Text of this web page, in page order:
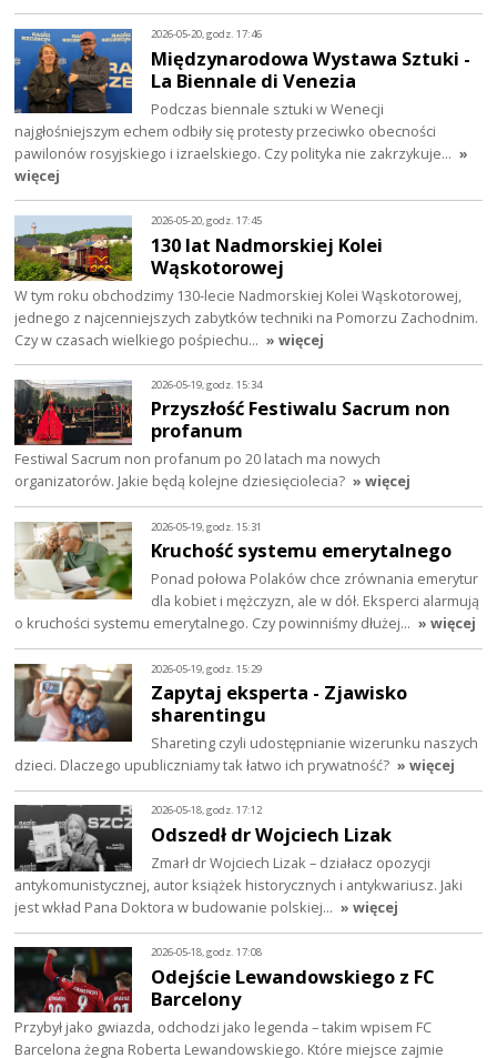
2026-05-20, godz. 17:46
Międzynarodowa Wystawa Sztuki -
La Biennale di Venezia
Podczas biennale sztuki w Wenecji
najgłośniejszym echem odbiły się protesty przeciwko obecności
pawilonów rosyjskiego i izraelskiego. Czy polityka nie zakrzykuje… »
więcej
2026-05-20, godz. 17:45
130 lat Nadmorskiej Kolei
Wąskotorowej
W tym roku obchodzimy 130-lecie Nadmorskiej Kolei Wąskotorowej,
jednego z najcenniejszych zabytków techniki na Pomorzu Zachodnim.
Czy w czasach wielkiego pośpiechu… » więcej
2026-05-19, godz. 15:34
Przyszłość Festiwalu Sacrum non
profanum
Festiwal Sacrum non profanum po 20 latach ma nowych
organizatorów. Jakie będą kolejne dziesięciolecia? » więcej
2026-05-19, godz. 15:31
Kruchość systemu emerytalnego
Ponad połowa Polaków chce zrównania emerytur
dla kobiet i mężczyzn, ale w dół. Eksperci alarmują
o kruchości systemu emerytalnego. Czy powinniśmy dłużej… » więcej
2026-05-19, godz. 15:29
Zapytaj eksperta - Zjawisko
sharentingu
Shareting czyli udostępnianie wizerunku naszych
dzieci. Dlaczego upubliczniamy tak łatwo ich prywatność? » więcej
2026-05-18, godz. 17:12
Odszedł dr Wojciech Lizak
Zmarł dr Wojciech Lizak – działacz opozycji
antykomunistycznej, autor książek historycznych i antykwariusz. Jaki
jest wkład Pana Doktora w budowanie polskiej… » więcej
2026-05-18, godz. 17:08
Odejście Lewandowskiego z FC
Barcelony
Przybył jako gwiazda, odchodzi jako legenda – takim wpisem FC
Barcelona żegna Roberta Lewandowskiego. Które miejsce zajmie